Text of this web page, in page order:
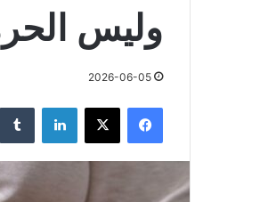
وليس
2026-06-05
فيسبوك X لينكدإن